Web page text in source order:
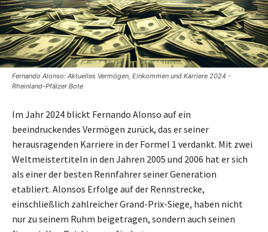
Fernando Alonso: Aktuelles Vermögen, Einkommen und Karriere 2024 -
Rheinland-Pfälzer Bote
Im Jahr 2024 blickt Fernando Alonso auf ein
beeindruckendes Vermögen zurück, das er seiner
herausragenden Karriere in der Formel 1 verdankt. Mit zwei
Weltmeistertiteln in den Jahren 2005 und 2006 hat er sich
als einer der besten Rennfahrer seiner Generation
etabliert. Alonsos Erfolge auf der Rennstrecke,
einschließlich zahlreicher Grand-Prix-Siege, haben nicht
nur zu seinem Ruhm beigetragen, sondern auch seinen